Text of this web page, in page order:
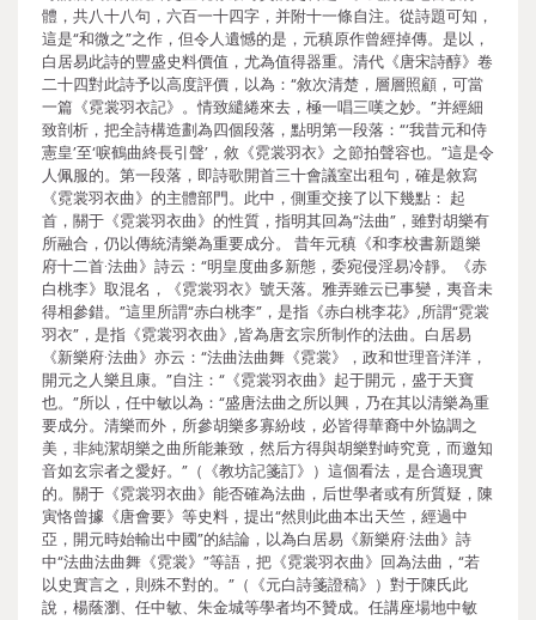
體，共八十八句，六百一十四字，并附十一條自注。從詩題可知，
這是“和微之”之作，但令人遺憾的是，元稹原作曾經掉傳。是以，
白居易此詩的豐盛史料價值，尤為值得器重。清代《唐宋詩醇》卷
二十四對此詩予以高度評價，以為：“敘次清楚，層層照顧，可當
一篇《霓裳羽衣記》。情致繾綣來去，極一唱三嘆之妙。”并經細
致剖析，把全詩構造劃為四個段落，點明第一段落：“‘我昔元和侍
憲皇’至‘唳鶴曲終長引聲’，敘《霓裳羽衣》之節拍聲容也。”這是令
人佩服的。第一段落，即詩歌開首三十會議室出租句，確是敘寫
《霓裳羽衣曲》的主體部門。此中，側重交接了以下幾點： 起
首，關于《霓裳羽衣曲》的性質，指明其回為“法曲”，雖對胡樂有
所融合，仍以傳統清樂為重要成分。 昔年元稹《和李校書新題樂
府十二首·法曲》詩云：“明皇度曲多新態，委宛侵淫易冷靜。《赤
白桃李》取混名，《霓裳羽衣》號天落。雅弄雖云已事變，夷音未
得相參錯。”這里所謂“赤白桃李”，是指《赤白桃李花》,所謂“霓裳
羽衣”，是指《霓裳羽衣曲》,皆為唐玄宗所制作的法曲。白居易
《新樂府·法曲》亦云：“法曲法曲舞《霓裳》，政和世理音洋洋，
開元之人樂且康。”自注：“《霓裳羽衣曲》起于開元，盛于天寶
也。”所以，任中敏以為：“盛唐法曲之所以興，乃在其以清樂為重
要成分。清樂而外，所參胡樂多寡紛歧，必皆得華裔中外協調之
美，非純潔胡樂之曲所能兼致，然后方得與胡樂對峙究竟，而邀知
音如玄宗者之愛好。”（《教坊記箋訂》）這個看法，是合適現實
的。關于《霓裳羽衣曲》能否確為法曲，后世學者或有所質疑，陳
寅恪曾據《唐會要》等史料，提出“然則此曲本出天竺，經過中
亞，開元時始輸出中國”的結論，以為白居易《新樂府·法曲》詩
中“法曲法曲舞《霓裳》”等語，把《霓裳羽衣曲》回為法曲，“若
以史實言之，則殊不對的。”（《元白詩箋證稿》）對于陳氏此
說，楊蔭瀏、任中敏、朱金城等學者均不贊成。任講座場地中敏